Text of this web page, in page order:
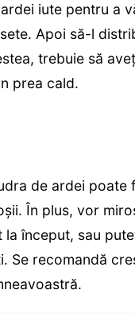
iute pentru a
Apoi să-l
trebuie să
prea cald.
de ardei poate
În plus, vor
început, sau
Se recomandă